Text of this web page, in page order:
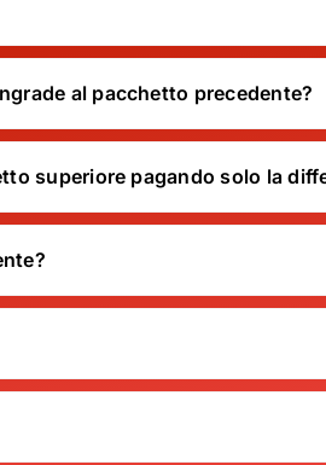
al pacchetto precedente?
superiore pagando solo la